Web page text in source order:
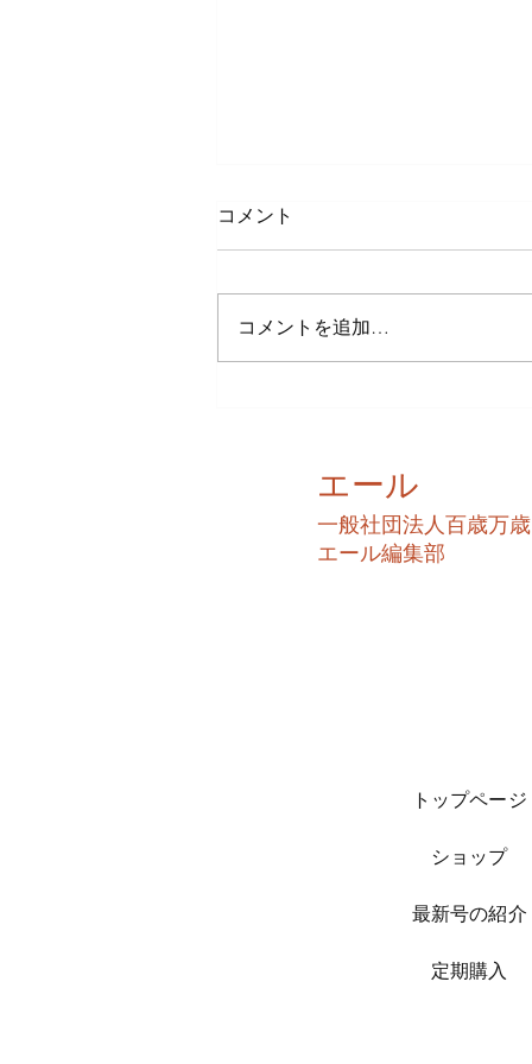
コメント
コメントを追加…
エール
​一般社団法人百歳万歳
​エール編集部
トップページ
ショップ
最新号の紹介
​定期購入